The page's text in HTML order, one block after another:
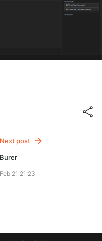
Next post
Burer
Feb 21 21:23